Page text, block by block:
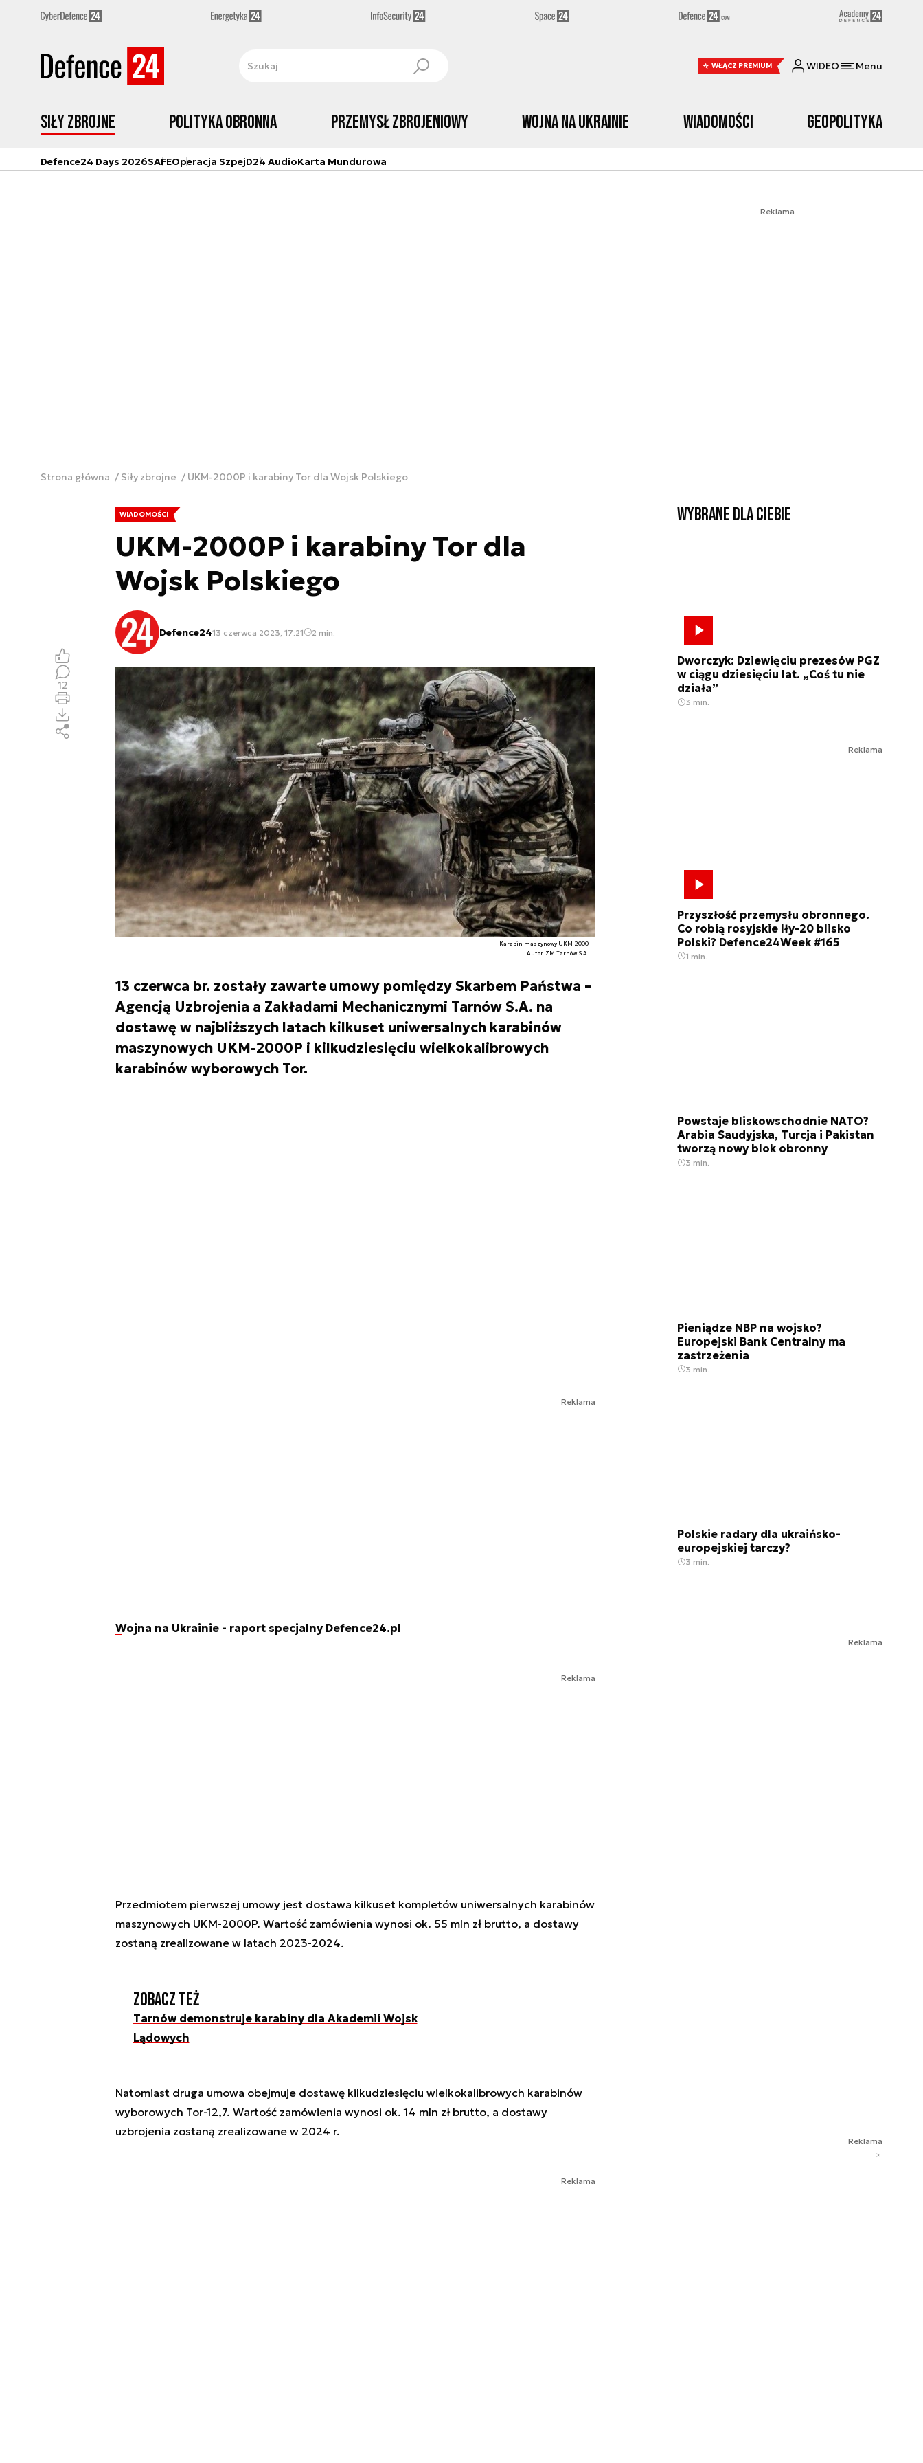
WŁĄCZ PREMIUM WIDEO Menu
Siły zbrojne Polityka obronna Przemysł Zbrojeniowy Wojna na Ukrainie Wiadomości Geopolityka
Defence24 Days 2026SAFEOperacja SzpejD24 AudioKarta Mundurowa
Reklama
Strona główna Siły zbrojne UKM-2000P i karabiny Tor dla Wojsk Polskiego
WIADOMOŚCI
UKM-2000P i karabiny Tor dla
Wojsk Polskiego
Defence2413 czerwca 2023, 17:21 2 min.
Karabin maszynowy UKM-2000
Autor. ZM Tarnów S.A.
13 czerwca br. zostały zawarte umowy pomiędzy Skarbem Państwa –
Agencją Uzbrojenia a Zakładami Mechanicznymi Tarnów S.A. na
dostawę w najbliższych latach kilkuset uniwersalnych karabinów
maszynowych UKM-2000P i kilkudziesięciu wielkokalibrowych
karabinów wyborowych Tor.
12
Reklama
Wojna na Ukrainie - raport specjalny Defence24.pl
Reklama
Przedmiotem pierwszej umowy jest dostawa kilkuset kompletów uniwersalnych karabinów
maszynowych UKM-2000P. Wartość zamówienia wynosi ok. 55 mln zł brutto, a dostawy
zostaną zrealizowane w latach 2023-2024.
Zobacz też
Tarnów demonstruje karabiny dla Akademii Wojsk
Lądowych
Natomiast druga umowa obejmuje dostawę kilkudziesięciu wielkokalibrowych karabinów
wyborowych Tor-12,7. Wartość zamówienia wynosi ok. 14 mln zł brutto, a dostawy
uzbrojenia zostaną zrealizowane w 2024 r.
Reklama
Wybrane dla Ciebie
Dworczyk: Dziewięciu prezesów PGZ
w ciągu dziesięciu lat. „Coś tu nie
działa”
3 min.
Reklama
Przyszłość przemysłu obronnego.
Co robią rosyjskie Iły-20 blisko
Polski? Defence24Week #165
1 min.
Powstaje bliskowschodnie NATO?
Arabia Saudyjska, Turcja i Pakistan
tworzą nowy blok obronny
3 min.
Pieniądze NBP na wojsko?
Europejski Bank Centralny ma
zastrzeżenia
3 min.
Polskie radary dla ukraińsko-
europejskiej tarczy?
3 min.
Reklama
Reklama